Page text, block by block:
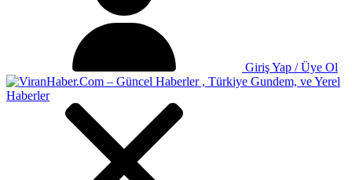
Giriş Yap / Üye Ol